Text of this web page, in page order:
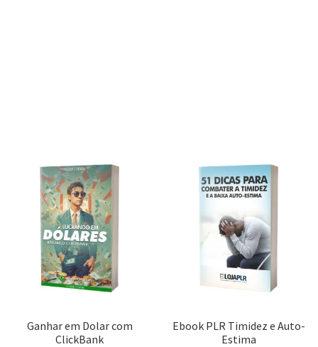
Ganhar em Dolar com
ClickBank
Ebook PLR Timidez e Auto-
Estima